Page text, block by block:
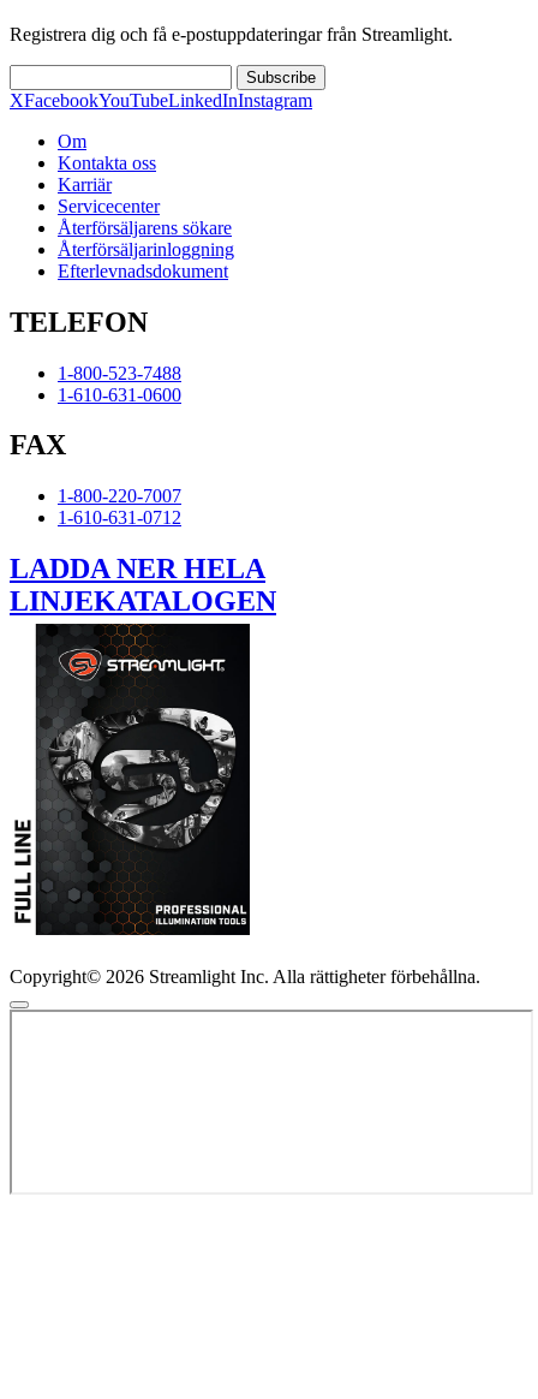
Registrera dig och få e-postuppdateringar från Streamlight.
Subscribe
XFacebookYouTubeLinkedInInstagram
Om
Kontakta oss
Karriär
Servicecenter
Återförsäljarens sökare
Återförsäljarinloggning
Efterlevnadsdokument
TELEFON
1-800-523-7488
1-610-631-0600
FAX
1-800-220-7007
1-610-631-0712
LADDA NER HELA
LINJEKATALOGEN
Copyright© 2026 Streamlight Inc. Alla rättigheter förbehållna.